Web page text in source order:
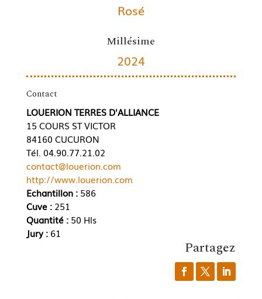
Rosé
Millésime
2024
Contact
LOUERION TERRES D'ALLIANCE
15 COURS ST VICTOR
84160 CUCURON
Tél. 04.90.77.21.02
contact@louerion.com
http://www.louerion.com
Echantillon :586
Cuve : 251
Quantité : 50 Hls
Jury : 61
Partagez